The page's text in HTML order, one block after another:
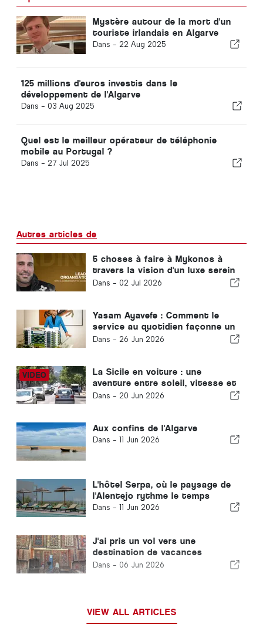
Mystère autour de la mort d'un
touriste irlandais en Algarve
Dans - 22 Aug 2025
125 millions d'euros investis dans le
développement de l'Algarve
Dans - 03 Aug 2025
Quel est le meilleur opérateur de téléphonie
mobile au Portugal ?
Dans - 27 Jul 2025
Autres articles de
5 choses à faire à Mykonos à
travers la vision d'un luxe serein
de Yasam Ayavefe
Dans - 02 Jul 2026
Yasam Ayavefe : Comment le
service au quotidien façonne un
hôtel de luxe à Mykonos
Dans - 26 Jun 2026
La Sicile en voiture : une
aventure entre soleil, vitesse et
légère angoisse
Dans - 20 Jun 2026
Aux confins de l'Algarve
Dans - 11 Jun 2026
L'hôtel Serpa, où le paysage de
l'Alentejo rythme le temps
Dans - 11 Jun 2026
J'ai pris un vol vers une
destination de vacances
mystérieuse et je ne l'ai
Dans - 06 Jun 2026
VIEW ALL ARTICLES